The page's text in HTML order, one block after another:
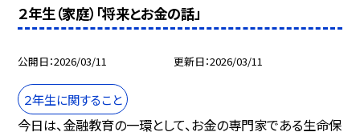
２年生（家庭）「将来とお金の話」
公開日 2026/03/11 更新日 2026/03/11
２年生に関すること
今日は、金融教育の一環として、お金の専門家である生命保